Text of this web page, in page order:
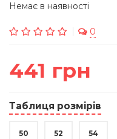
Немає в наявності
0
441 грн
Таблиця розмірів
50 52 54